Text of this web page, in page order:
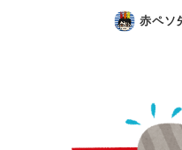
赤ペソ